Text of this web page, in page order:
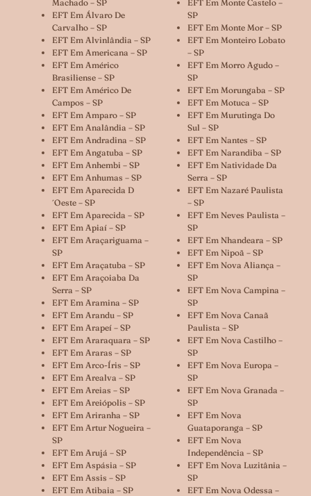
Machado – SP
EFT Em Álvaro De
Carvalho – SP
EFT Em Alvinlândia – SP
EFT Em Americana – SP
EFT Em Américo
Brasiliense – SP
EFT Em Américo De
Campos – SP
EFT Em Amparo – SP
EFT Em Analândia – SP
EFT Em Andradina – SP
EFT Em Angatuba – SP
EFT Em Anhembi – SP
EFT Em Anhumas – SP
EFT Em Aparecida D
´oeste – SP
EFT Em Aparecida – SP
EFT Em Apiaí – SP
EFT Em Araçariguama –
SP
EFT Em Araçatuba – SP
EFT Em Araçoiaba Da
Serra – SP
EFT Em Aramina – SP
EFT Em Arandu – SP
EFT Em Arapeí – SP
EFT Em Araraquara – SP
EFT Em Araras – SP
EFT Em Arco-Íris – SP
EFT Em Arealva – SP
EFT Em Areias – SP
EFT Em Areiópolis – SP
EFT Em Ariranha – SP
EFT Em Artur Nogueira –
SP
EFT Em Arujá – SP
EFT Em Aspásia – SP
EFT Em Assis – SP
EFT Em Atibaia – SP
EFT Em Monte Castelo –
SP
EFT Em Monte Mor – SP
EFT Em Monteiro Lobato
– SP
EFT Em Morro Agudo –
SP
EFT Em Morungaba – SP
EFT Em Motuca – SP
EFT Em Murutinga Do
Sul – SP
EFT Em Nantes – SP
EFT Em Narandiba – SP
EFT Em Natividade Da
Serra – SP
EFT Em Nazaré Paulista
– SP
EFT Em Neves Paulista –
SP
EFT Em Nhandeara – SP
EFT Em Nipoã – SP
EFT Em Nova Aliança –
SP
EFT Em Nova Campina –
SP
EFT Em Nova Canaã
Paulista – SP
EFT Em Nova Castilho –
SP
EFT Em Nova Europa –
SP
EFT Em Nova Granada –
SP
EFT Em Nova
Guataporanga – SP
EFT Em Nova
Independência – SP
EFT Em Nova Luzitânia –
SP
EFT Em Nova Odessa –